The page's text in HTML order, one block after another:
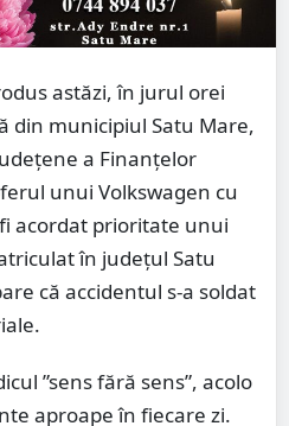
astăzi, în jurul orei
din municipiul Satu Mare,
a Finanțelor
unui Volkswagen cu
acordat prioritate unui
în județul Satu
că accidentul s-a soldat
”sens fără sens”, acolo
aproape în fiecare zi.